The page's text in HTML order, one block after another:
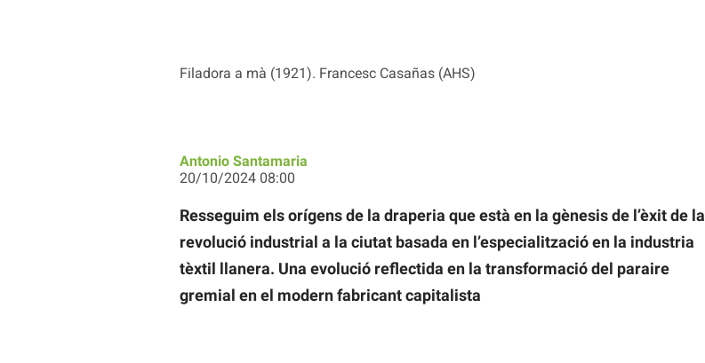
Filadora a mà (1921). Francesc Casañas (AHS)
Antonio Santamaria
20/10/2024 08:00
Resseguim els orígens de la draperia que està en la gènesis de l’èxit de la
revolució industrial a la ciutat basada en l’especialització en la industria
tèxtil llanera. Una evolució reflectida en la transformació del paraire
gremial en el modern fabricant capitalista